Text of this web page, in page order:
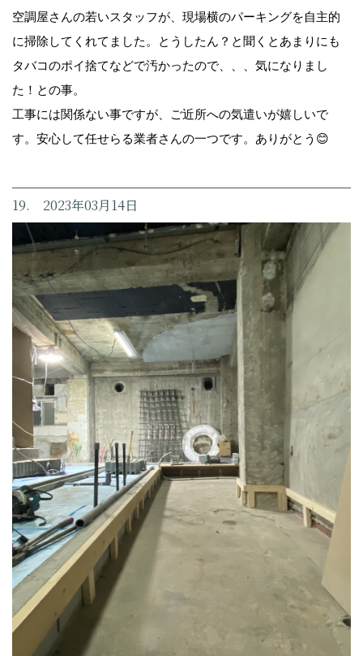
空調屋さんの若いスタッフが、現場横のパーキングを自主的
に掃除してくれてました。とうしたん？と聞くとあまりにも
タバコのポイ捨てなどで汚かったので、、、気になりまし
た！との事。
工事には関係ない事ですが、ご近所への気遣いが嬉しいで
す。安心して任せらる業者さんの一つです。ありがとう😊
19. 2023年03月14日